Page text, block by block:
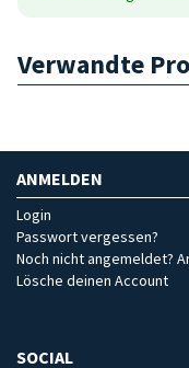
Verwandte
ANMELDEN
Login
Passwort vergessen?
Noch nicht angemeldet?
Lösche deinen Account
SOCIAL